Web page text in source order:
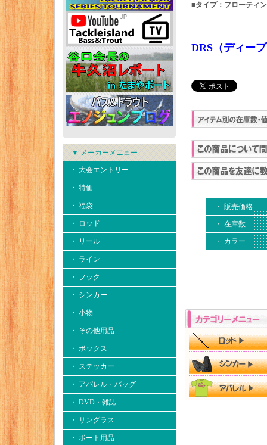
▼ メーカーメニュー
・ 大会エントリー
・ 特価
・ 福袋
・ ロッド
・ リール
・ ライン
・ フック
・ シンカー
・ 小物
・ その他用品
・ ボックス
・ ステッカー
・ アパレル・バッグ
・ DVD・雑誌
・ サングラス
・ ボート用品
■タイプ：フローティ
DRS（ディー
・ 販売価格
・ 在庫数
・ カラー